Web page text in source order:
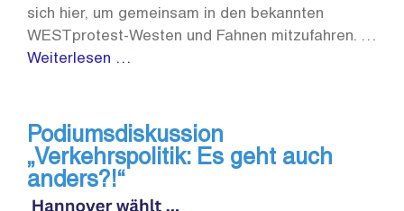
sich hier, um gemeinsam in den bekannten
WESTprotest-Westen und Fahnen mitzufahren. …
Weiterlesen …
Podiumsdiskussion
„Verkehrspolitik: Es geht auch
anders?!“